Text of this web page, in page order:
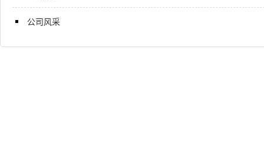
公司风采